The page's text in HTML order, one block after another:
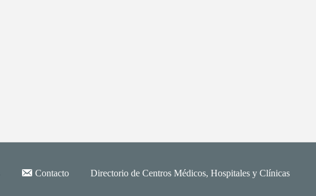
Contacto Directorio de Centros Médicos, Hospitales y Clínicas